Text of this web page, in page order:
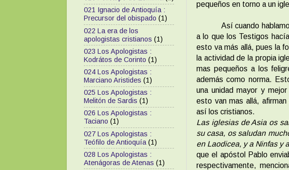
pequeños en torno a un
Así cuando
a lo que los Testigos
esto va más allá, pues la
la actividad de la propia
mas pequeños a los
además como norma.
una unidad mayor y
esto van mas allá,
así los cristianos.
Las iglesias de Asia os
su casa, os saludan
en Laodicea, y a Ninfas y
que el apóstol Pablo
respectivamente,
021 Ignacio de Antioquía :
Precursor del obispado (1)
022 La era de los
apologistas cristianos (1)
023 Los Apologistas :
Kodrátos de Corinto (1)
024 Los Apologistas :
Marciano Aristides (1)
025 Los Apologistas :
Melitón de Sardis (1)
026 Los Apologistas :
Taciano (1)
027 Los Apologistas :
Teófilo de Antioquía (1)
028 Los Apologistas :
Atenágoras de Atenas (1)